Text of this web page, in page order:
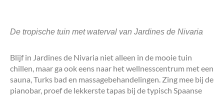
De tropische tuin met waterval van Jardines de Nivaria
Blijf in Jardines de Nivaria niet alleen in de mooie tuin
chillen, maar ga ook eens naar het wellnesscentrum met een
sauna, Turks bad en massagebehandelingen. Zing mee bij de
pianobar, proef de lekkerste tapas bij de typisch Spaanse